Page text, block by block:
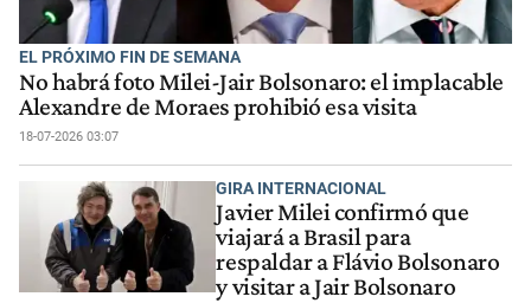
EL PRÓXIMO FIN DE SEMANA
No habrá foto Milei-Jair Bolsonaro: el implacable
Alexandre de Moraes prohibió esa visita
18-07-2026 03:07
GIRA INTERNACIONAL
Javier Milei confirmó que
viajará a Brasil para
respaldar a Flávio Bolsonaro
y visitar a Jair Bolsonaro